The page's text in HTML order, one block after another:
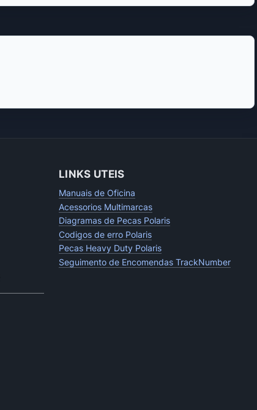
LINKS UTEIS
Manuais de Oficina
Acessorios Multimarcas
Diagramas de Pecas Polaris
Codigos de erro Polaris
Pecas Heavy Duty Polaris
Seguimento de Encomendas TrackNumber